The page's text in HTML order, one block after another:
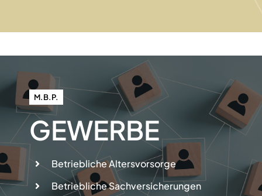
M.B.P.
GEWERBE
Betriebliche Altersvorsorge
Betriebliche Sachversicherungen